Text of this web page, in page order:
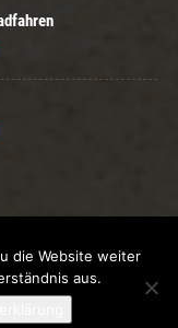
Reisemagazin von
die Website weiter
aus.